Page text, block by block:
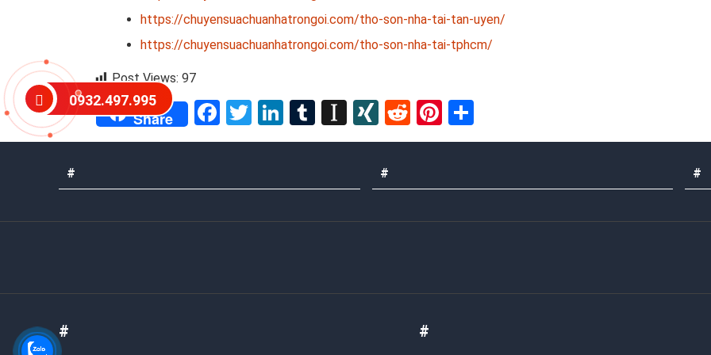
https://chuyensuachuanhatrongoi.com/tho-son-nha-tai-tan-uyen/
https://chuyensuachuanhatrongoi.com/tho-son-nha-tai-tphcm/
Post Views: 97
Share Facebook
TwitterLinkedIn
Tumblr
Instapaper
XINGRedditPinterest
# # #
# #
0932.497.995